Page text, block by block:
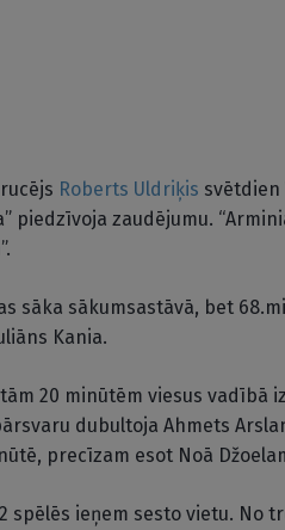
Roberts Uldriķis svētdien
piedzīvoja zaudējumu.
sāka sākumsastāvā, bet
Kania.
20 minūtēm viesus vadībā
dubultoja Ahmets
precīzam esot Noā
spēlēs ieņem sesto vietu. No